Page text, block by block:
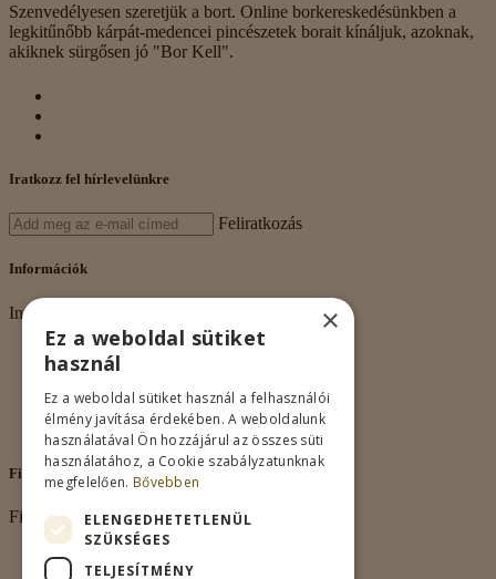
Szenvedélyesen szeretjük a bort. Online borkereskedésünkben a
legkitűnőbb kárpát-medencei pincészetek borait kínáljuk, azoknak,
akiknek sürgősen jó "Bor Kell".
Iratkozz fel hírlevelünkre
Feliratkozás
Információk
Információk
Rólunk
Adatkezelés
Vásárlási feltételek
Nagykereskedelem
Kapcsolat
Fiókom
Fiókom
Fiókom
Rendeléseim
×
Ez a weboldal sütiket
használ
Ez a weboldal sütiket használ a felhasználói
élmény javítása érdekében. A weboldalunk
használatával Ön hozzájárul az összes süti
használatához, a Cookie szabályzatunknak
megfelelően. Bővebben
ELENGEDHETETLENÜL
SZÜKSÉGES
TELJESÍTMÉNY